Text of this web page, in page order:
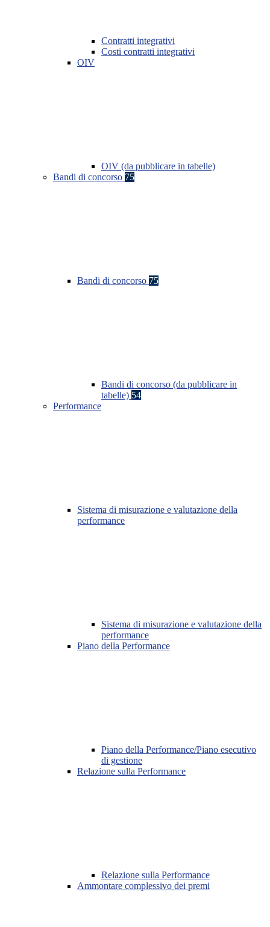
Contratti integrativi
Costi contratti integrativi
OIV
OIV (da pubblicare in tabelle)
Bandi di concorso 75
Bandi di concorso 75
Bandi di concorso (da pubblicare in
tabelle) 54
Performance
Sistema di misurazione e valutazione della
performance
Sistema di misurazione e valutazione della
performance
Piano della Performance
Piano della Performance/Piano esecutivo
di gestione
Relazione sulla Performance
Relazione sulla Performance
Ammontare complessivo dei premi